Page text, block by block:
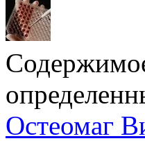
Остеомаг